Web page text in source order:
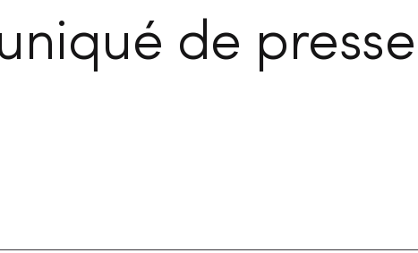
de presse